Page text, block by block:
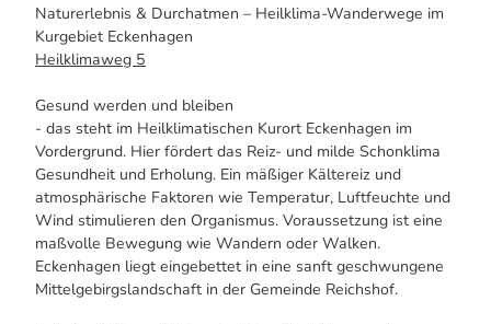
Naturerlebnis & Durchatmen – Heilklima-Wanderwege im
Kurgebiet Eckenhagen
Heilklimaweg 5
Gesund werden und bleiben
- das steht im Heilklimatischen Kurort Eckenhagen im
Vordergrund. Hier fördert das Reiz- und milde Schonklima
Gesundheit und Erholung. Ein mäßiger Kältereiz und
atmosphärische Faktoren wie Temperatur, Luftfeuchte und
Wind stimulieren den Organismus. Voraussetzung ist eine
maßvolle Bewegung wie Wandern oder Walken.
Eckenhagen liegt eingebettet in eine sanft geschwungene
Mittelgebirgslandschaft in der Gemeinde Reichshof.